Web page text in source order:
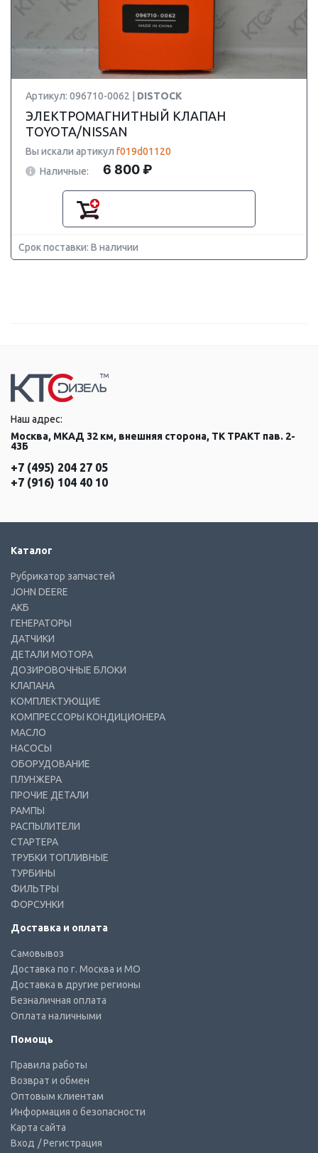
Артикул: 096710-0062 | DISTOCK
ЭЛЕКТРОМАГНИТНЫЙ КЛАПАН
TOYOTA/NISSAN
Вы искали артикул f019d01120
Наличные:
6 800 ₽
Срок поставки: В наличии
Наш адрес:
Москва, МКАД 32 км, внешняя сторона, ТК ТРАКТ пав. 2-
43Б
+7 (495) 204 27 05
+7 (916) 104 40 10
Каталог
Рубрикатор запчастей
JOHN DEERE
АКБ
ГЕНЕРАТОРЫ
ДАТЧИКИ
ДЕТАЛИ МОТОРА
ДОЗИРОВОЧНЫЕ БЛОКИ
КЛАПАНА
КОМПЛЕКТУЮЩИЕ
КОМПРЕССОРЫ КОНДИЦИОНЕРА
МАСЛО
НАСОСЫ
ОБОРУДОВАНИЕ
ПЛУНЖЕРА
ПРОЧИЕ ДЕТАЛИ
РАМПЫ
РАСПЫЛИТЕЛИ
СТАРТЕРА
ТРУБКИ ТОПЛИВНЫЕ
ТУРБИНЫ
ФИЛЬТРЫ
ФОРСУНКИ
Доставка и оплата
Самовывоз
Доставка по г. Москва и МО
Доставка в другие регионы
Безналичная оплата
Оплата наличными
Помощь
Правила работы
Возврат и обмен
Оптовым клиентам
Информация о безопасности
Карта сайта
Вход / Регистрация